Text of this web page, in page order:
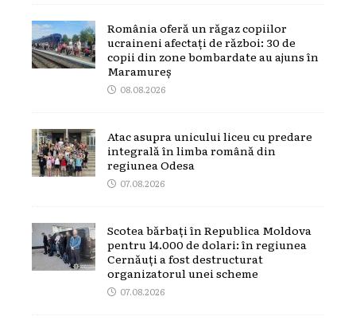
România oferă un răgaz copiilor
ucraineni afectați de război: 30 de
copii din zone bombardate au ajuns în
Maramureș
08.08.2026
Atac asupra unicului liceu cu predare
integrală în limba română din
regiunea Odesa
07.08.2026
Scotea bărbați în Republica Moldova
pentru 14.000 de dolari: în regiunea
Cernăuți a fost destructurat
organizatorul unei scheme
07.08.2026